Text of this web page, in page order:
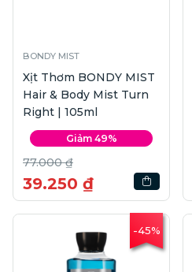
BONDY MIST
Xịt Thơm BONDY MIST
Hair & Body Mist Turn
Right | 105ml
Giảm 49%
77.000 ₫
39.250 ₫
-45%